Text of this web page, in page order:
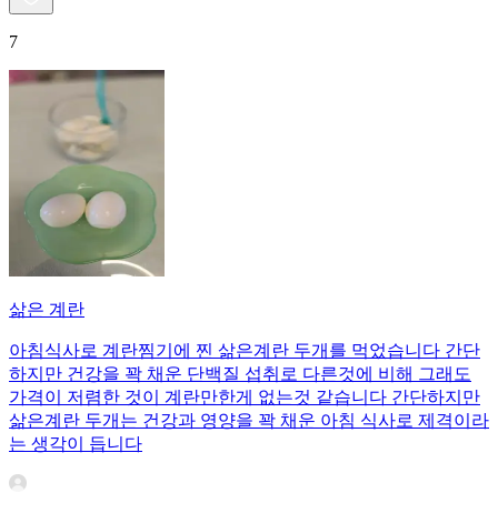
7
삶은 계란
아침식사로 계란찜기에 찐 삶은계란 두개를 먹었습니다 간단
하지만 건강을 꽉 채운 단백질 섭취로 다른것에 비해 그래도
가격이 저렴한 것이 계란만한게 없는것 같습니다 간단하지만
삶은계란 두개는 건강과 영양을 꽉 채운 아침 식사로 제격이라
는 생각이 듭니다